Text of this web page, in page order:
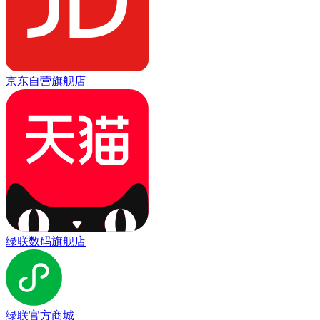
京东自营旗舰店
绿联数码旗舰店
绿联官方商城